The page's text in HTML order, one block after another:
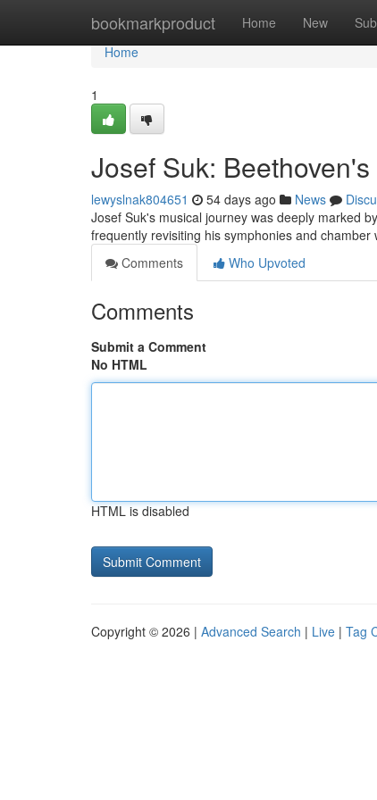
bookmarkproduct Home New
Home
Home
1
Josef Suk:
lewyslnak804651 54 days ago News
Josef Suk's musical journey was deeply marked
frequently revisiting his symphonies and chamber
Comments
Who Upvoted
Comments
Submit a Comment
No HTML
HTML is disabled
Copyright © 2026 | Advanced Search | Live | Tag